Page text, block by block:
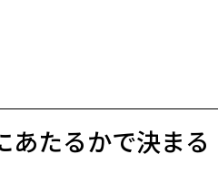
あたるかで決まる